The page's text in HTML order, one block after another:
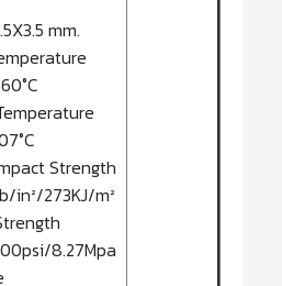
mm.
Strength
in²/273KJ/m²
8.27Mpa